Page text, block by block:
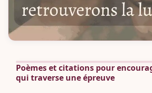
Poèmes et citations pour
qui traverse une épreuve